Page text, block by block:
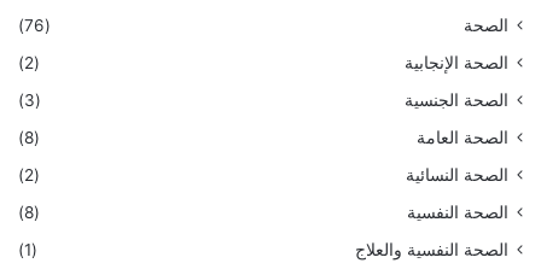
الصحة
(76)
الصحة الإنجابية
(2)
الصحة الجنسية
(3)
الصحة العامة
(8)
الصحة النسائية
(2)
الصحة النفسية
(8)
الصحة النفسية والعلاج
(1)